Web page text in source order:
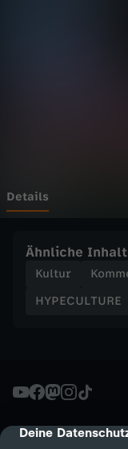
cmp-dialog-
Deine
W
e
M
A
Details
Ähnliche
Kultur
HYPECULTURE